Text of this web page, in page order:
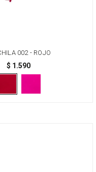
002 - ROJO
$ 1.590